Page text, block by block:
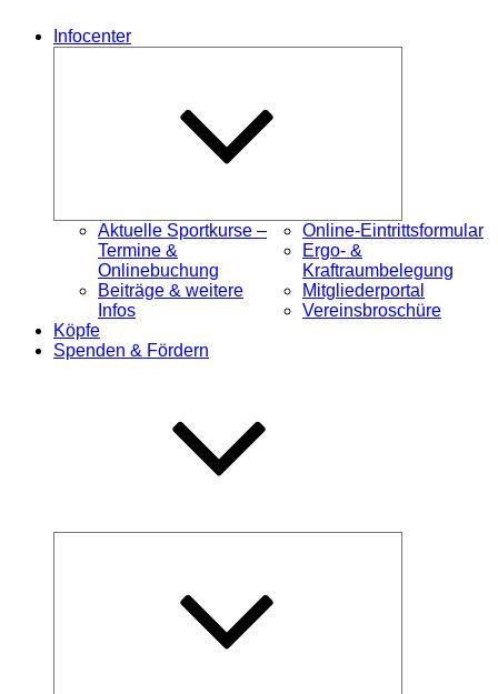
Infocenter
Aktuelle Sportkurse –
Termine &
Onlinebuchung
Beiträge & weitere
Infos
Online-Eintrittsformular
Ergo- &
Kraftraumbelegung
Mitgliederportal
Vereinsbroschüre
Köpfe
Spenden & Fördern